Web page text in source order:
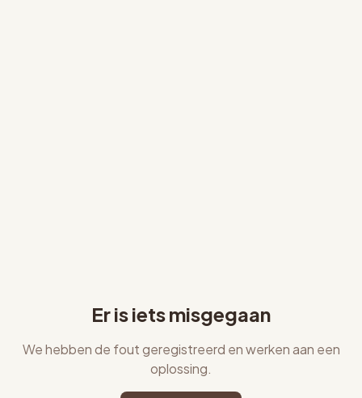
Er is iets misgegaan
We hebben de fout geregistreerd en werken aan een
oplossing.